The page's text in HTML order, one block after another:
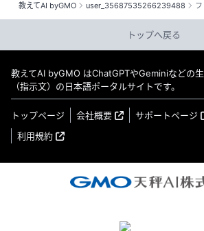
教えてAI byGMO user_35687535266239488
トップへ戻る
教えてAI byGMO はChatGPTやGeminiなどの
（指示文）の日本語ポータルサイトです。
トップページ 会社概要 サポートページ
利用規約